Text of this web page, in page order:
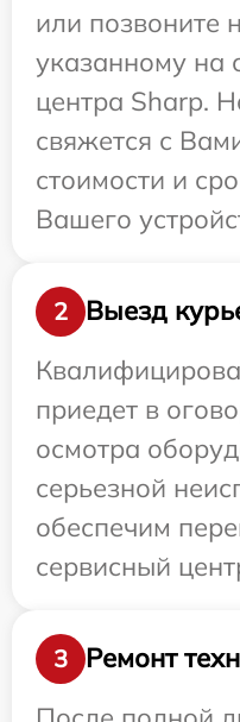
или позвоните
указанному на
центра Sharp.
свяжется с
стоимости и
Вашего
2
Выезд
приедет в
осмотра
серьезной
обеспечим
сервисный
3
Ремонт